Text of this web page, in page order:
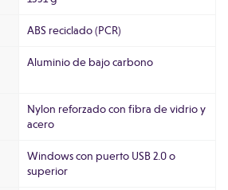
ABS reciclado (PCR)
Aluminio de bajo carbono
Nylon reforzado con fibra de vidrio y
acero
Windows con puerto USB 2.0 o
superior